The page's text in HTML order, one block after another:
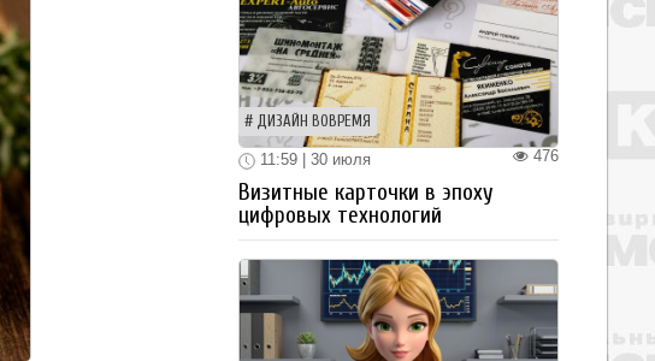
ДИЗАЙН ВОВРЕМЯ
476
11:59 | 30 июля
Визитные карточки в эпоху
цифровых технологий